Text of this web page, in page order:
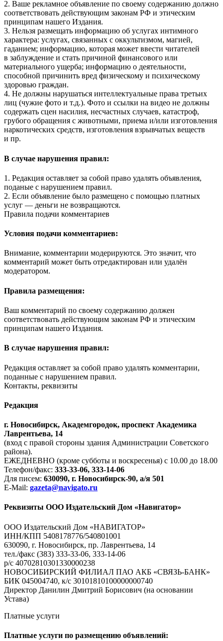
2. Ваше рекламное объявление по своему содержанию должно
соответствовать действующим законам РФ и этическим
принципам нашего Издания.
3. Нельзя размещать информацию об услугах интимного
характера: услугах, связанных с оккультизмом, магией,
гаданием; информацию, которая может ввести читателей
в заблуждение и стать причиной финансового или
материального ущерба; информацию о деятельности,
способной причинить вред физическому и психическому
здоровью граждан.
4. Не должны нарушаться интеллектуальные права третьих
лиц (чужие фото и т.д.). Фото и ссылки на видео не должны
содержать сцен насилия, несчастных случаев, катастроф,
грубого обращения с животными, приема и/или изготовления
наркотических средств, изготовления взрывчатых веществ
и пр.
В случае нарушения правил:
1. Редакция оставляет за собой право удалять объявления,
поданые с нарушением правил.
2. Если объявление было размещено с помощью платных
услуг — деньги не возвращаются.
Правила подачи комментариев
Условия подачи комментариев:
Внимание, комментарии модерируются. Это значит, что
комментарий может быть отредактирован или удалён
модератором.
Правила размещения:
Ваш комментарий по своему содержанию должен
соответствовать действующим законам РФ и этическим
принципам нашего Издания.
В случае нарушения правил:
Редакция оставляет за собой право удалять комментарии,
поданные с нарушением правил.
Контакты, реквизиты
Редакция
г. Новосибирск, Академгородок, проспект Академика
Лаврентьева, 14
(вход с правой стороны здания Администрации Советского
района).
ЕЖЕДНЕВНО (кроме субботы и воскресенья) с 10.00 до 18.00
Телефон/факс: 333-33-06, 333-14-06
Для писем: 630090, г. Новосибирск-90, а/я 501
E-Mail: gazeta@navigato.ru
Реквизиты ООО Издательский Дом «Навигатор»
ООО Издательский Дом «НАВИГАТОР»
ИНН/КПП 5408178776/540801001
630090, г. Новосибирск, пр. Лаврентьева, 14
тел./факс (383) 333-33-06, 333-14-06
р/с 40702810301330000238
НОВОСИБИРСКИЙ ФИЛИАЛ ПАО АКБ «СВЯЗЬ-БАНК»
БИК 045004740, к/с 30101810100000000740
Директор Данилин Дмитрий Борисович (на основании
Устава)
Платные услуги
Платные услуги по размещению объявлений: